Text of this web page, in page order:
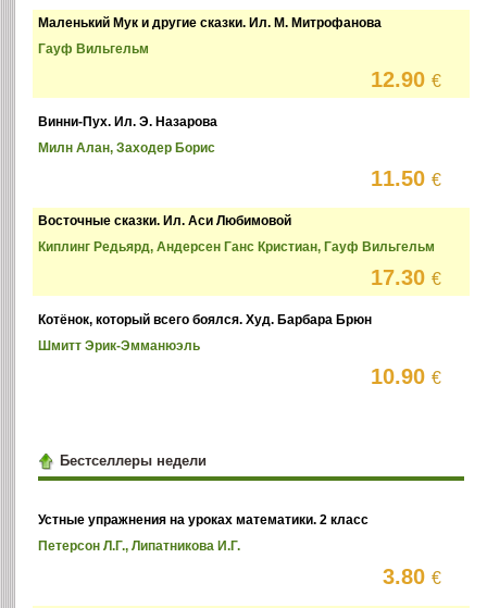
Маленький Мук и другие сказки. Ил. М. Митрофанова
Гауф Вильгельм
12.90€
Винни-Пух. Ил. Э. Назарова
Милн Алан, Заходер Борис
11.50€
Восточные сказки. Ил. Аси Любимовой
Киплинг Редьярд, Андерсен Ганс Кристиан, Гауф Вильгельм
17.30€
Котёнок, который всего боялся. Худ. Барбара Брюн
Шмитт Эрик-Эмманюэль
10.90€
Бестселлеры недели
Устные упражнения на уроках математики. 2 класс
Петерсон Л.Г., Липатникова И.Г.
3.80€